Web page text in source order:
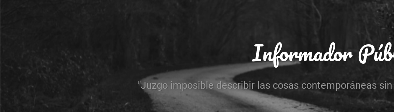
Informador
"Juzgo imposible describir las cosas contemporáneas